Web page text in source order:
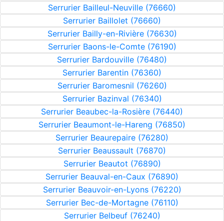
Serrurier Bailleul-Neuville (76660)
Serrurier Baillolet (76660)
Serrurier Bailly-en-Rivière (76630)
Serrurier Baons-le-Comte (76190)
Serrurier Bardouville (76480)
Serrurier Barentin (76360)
Serrurier Baromesnil (76260)
Serrurier Bazinval (76340)
Serrurier Beaubec-la-Rosière (76440)
Serrurier Beaumont-le-Hareng (76850)
Serrurier Beaurepaire (76280)
Serrurier Beaussault (76870)
Serrurier Beautot (76890)
Serrurier Beauval-en-Caux (76890)
Serrurier Beauvoir-en-Lyons (76220)
Serrurier Bec-de-Mortagne (76110)
Serrurier Belbeuf (76240)